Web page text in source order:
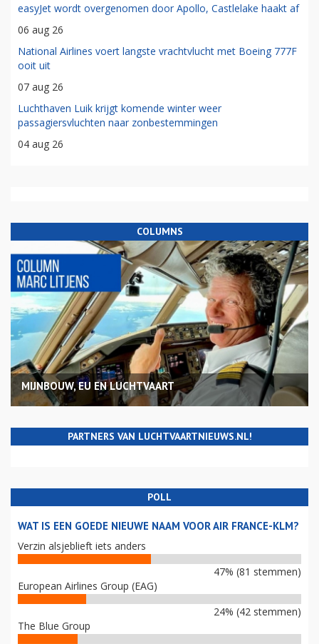
easyJet wordt overgenomen door Apollo, Castlelake haakt af
06 aug 26
National Airlines voert langste vrachtvlucht met Boeing 777F
ooit uit
07 aug 26
Luchthaven Luik krijgt komende winter weer
passagiersvluchten naar zonbestemmingen
04 aug 26
COLUMNS
MIJNBOUW, EU EN LUCHTVAART
PARTNERS VAN LUCHTVAARTNIEUWS.NL!
POLL
WAT IS EEN GOEDE NIEUWE NAAM VOOR AIR FRANCE-KLM?
Verzin alsjeblieft iets anders
47% (81 stemmen)
European Airlines Group (EAG)
24% (42 stemmen)
The Blue Group